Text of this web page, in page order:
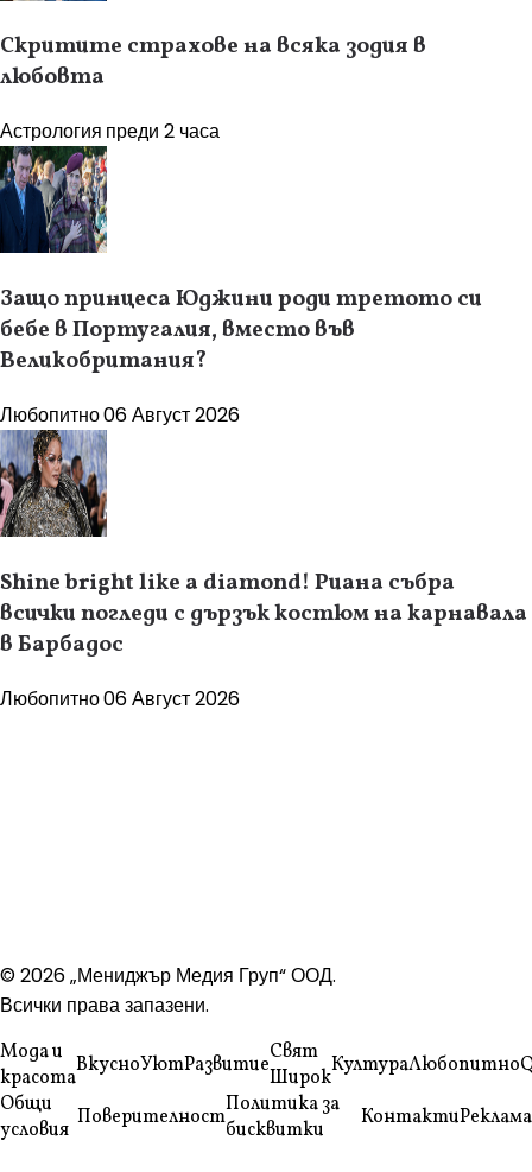
Скритите страхове на всяка зодия в
любовта
Астрология преди 2 часа
Защо принцеса Юджини роди третото си
бебе в Португалия, вместо във
Великобритания?
Любопитно06 Август 2026
Shine bright like a diamond! Риана събра
всички погледи с дързък костюм на карнавала
в Барбадос
Любопитно06 Август 2026
© 2026 „Мениджър Медия Груп“ ООД.
Всички права запазени.
Мода и
красотаВкусноУютРазвитиеСвят
ШирокКултураЛюбопитно
Общи
условия ПоверителностПолитика за
бисквитки
КонтактиРеклама